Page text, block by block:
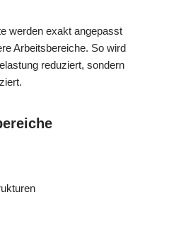
werden exakt angepasst
Arbeitsbereiche. So wird
reduziert, sondern